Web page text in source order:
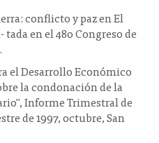
conflicto y paz en El
en el 48o Congreso de
el Desarrollo Económico
la condonación de la
Informe Trimestral de
de 1997, octubre, San